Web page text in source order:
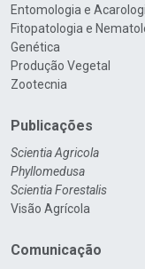
Entomologia e
Fitopatologia e
Genética
Produção Vegetal
Zootecnia
Publicações
Scientia Agricola
Phyllomedusa
Scientia Forestalis
Visão Agrícola
Comunicação